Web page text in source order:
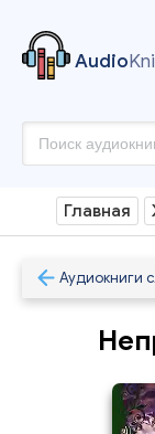
Audio
Главная
Аудиокниги